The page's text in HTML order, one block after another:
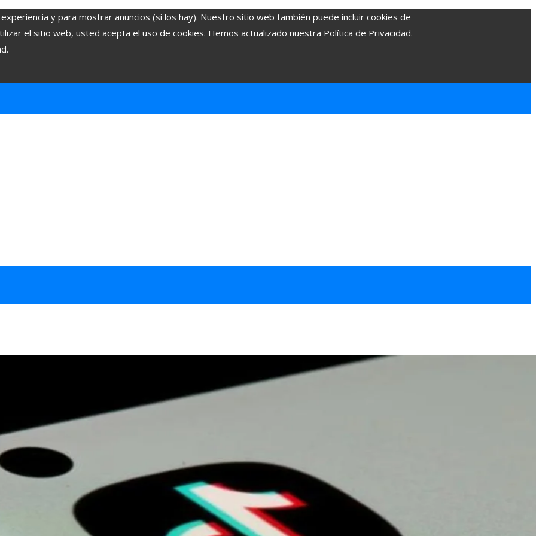
y para mostrar anuncios (si los hay). Nuestro sitio web también puede incluir cookies de
el sitio web, usted acepta el uso de cookies. Hemos actualizado nuestra Política de Privacidad.